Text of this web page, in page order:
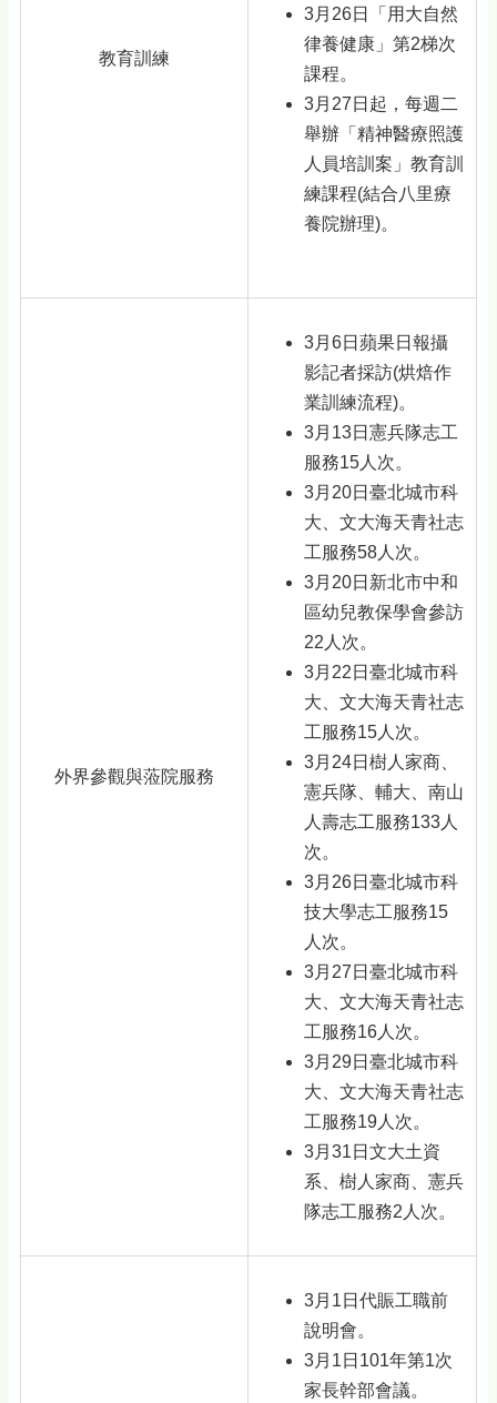
教育訓練
3月26日「用大自然
律養健康」第2梯次
課程。
3月27日起，每週二
舉辦「精神醫療照護
人員培訓案」教育訓
練課程(結合八里療
養院辦理)。
外界參觀與蒞院服務
3月6日蘋果日報攝
影記者採訪(烘焙作
業訓練流程)。
3月13日憲兵隊志工
服務15人次。
3月20日臺北城市科
大、文大海天青社志
工服務58人次。
3月20日新北市中和
區幼兒教保學會參訪
22人次。
3月22日臺北城市科
大、文大海天青社志
工服務15人次。
3月24日樹人家商、
憲兵隊、輔大、南山
人壽志工服務133人
次。
3月26日臺北城市科
技大學志工服務15
人次。
3月27日臺北城市科
大、文大海天青社志
工服務16人次。
3月29日臺北城市科
大、文大海天青社志
工服務19人次。
3月31日文大土資
系、樹人家商、憲兵
隊志工服務2人次。
3月1日代賑工職前
說明會。
3月1日101年第1次
家長幹部會議。